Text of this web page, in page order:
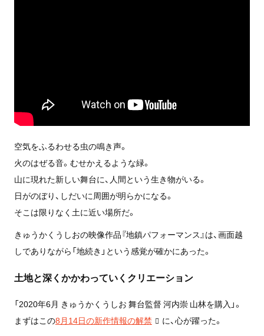
空気をふるわせる虫の鳴き声。
火のはぜる音。むせかえるような緑。
山に現れた新しい舞台に、人間という生き物がいる。
日がのぼり、しだいに周囲が明らかになる。
そこは限りなく土に近い場所だ。
きゅうかくうしおの映像作品『地鎮パフォーマンス』は、画面越
しでありながら「地続き」という感覚が確かにあった。
土地と深くかかわっていくクリエーション
「2020年6月 きゅうかくうしお 舞台監督 河内崇 山林を購入」。
まずはこの8月14日の新作情報の解禁
に、心が躍った。